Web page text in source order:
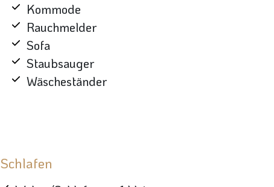
Kommode
Rauchmelder
Sofa
Staubsauger
Wäscheständer
Schlafen